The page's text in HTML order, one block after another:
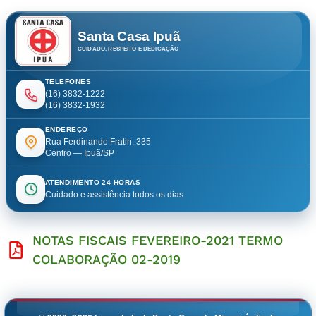
Santa Casa Ipuã
CUIDADO, RESPEITO E DEDICAÇÃO
TELEFONES
(16) 3832-1222
(16) 3832-1932
ENDEREÇO
Rua Ferdinando Fratin, 335
Centro — Ipuã/SP
ATENDIMENTO 24 HORAS
Cuidado e assistência todos os dias
NOTAS FISCAIS FEVEREIRO-2021 TERMO
COLABORAÇÃO 02-2019